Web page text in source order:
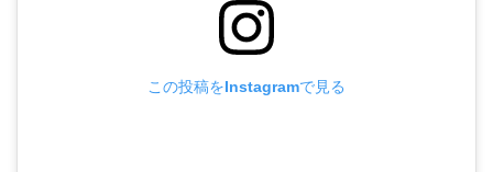
この投稿をInstagramで見る